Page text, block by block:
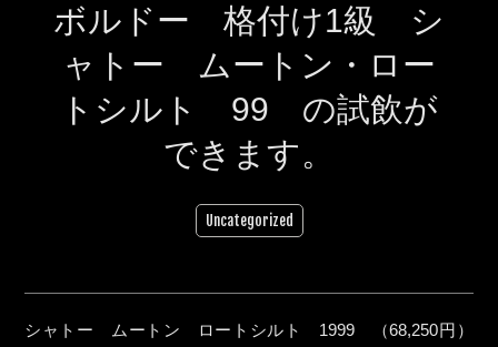
ボルドー 格付け1級 シ
ャトー ムートン・ロー
トシルト 99 の試飲が
できます。
Uncategorized
シャトー ムートン ロートシルト 1999 （68,250円）